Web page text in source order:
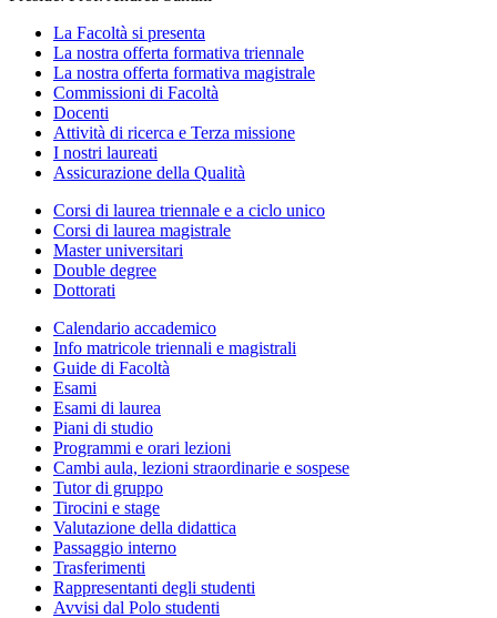
La Facoltà si presenta
La nostra offerta formativa triennale
La nostra offerta formativa magistrale
Commissioni di Facoltà
Docenti
Attività di ricerca e Terza missione
I nostri laureati
Assicurazione della Qualità
Corsi di laurea triennale e a ciclo unico
Corsi di laurea magistrale
Master universitari
Double degree
Dottorati
Calendario accademico
Info matricole triennali e magistrali
Guide di Facoltà
Esami
Esami di laurea
Piani di studio
Programmi e orari lezioni
Cambi aula, lezioni straordinarie e sospese
Tutor di gruppo
Tirocini e stage
Valutazione della didattica
Passaggio interno
Trasferimenti
Rappresentanti degli studenti
Avvisi dal Polo studenti